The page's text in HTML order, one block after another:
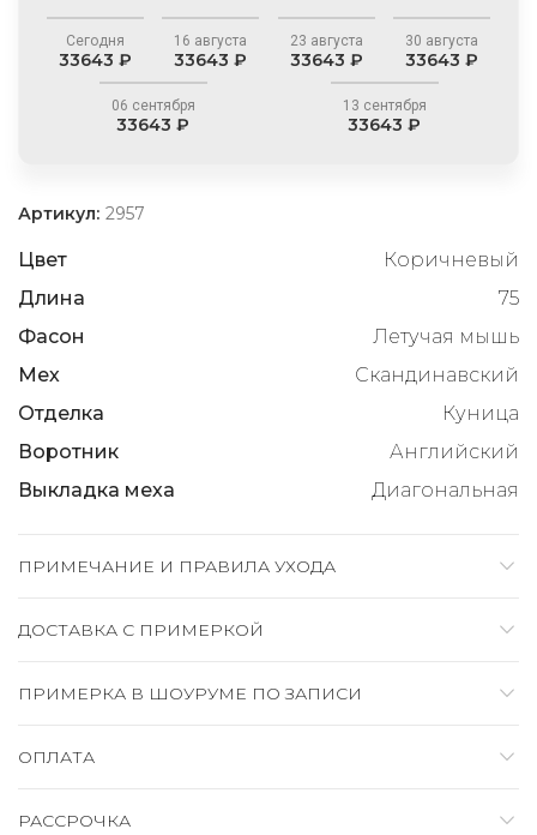
Сегодня
33643 ₽
16 августа
33643 ₽
23 августа
33643 ₽
30 августа
33643 ₽
06 сентября
33643 ₽
13 сентября
33643 ₽
Артикул: 2957
Цвет
Коричневый
Длина
75
Фасон
Летучая мышь
Мех
Скандинавский
Отделка
Куница
Воротник
Английский
Выкладка меха
Диагональная
ПРИМЕЧАНИЕ И ПРАВИЛА УХОДА
ДОСТАВКА C ПРИМЕРКОЙ
ПРИМЕРКА В ШОУРУМЕ ПО ЗАПИСИ
ОПЛАТА
РАССРОЧКА